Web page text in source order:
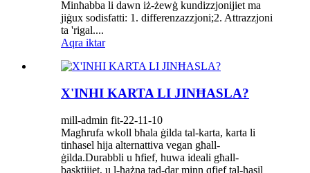
Minħabba li dawn iż-żewġ kundizzjonijiet ma
jiġux sodisfatti: 1. differenzazzjoni;2. Attrazzjoni
ta 'rigal....
Aqra iktar
X'INHI KARTA LI JINĦASLA?
mill-admin fit-22-11-10
Magħrufa wkoll bħala ġilda tal-karta, karta li
tinħasel hija alternattiva vegan għall-
ġilda.Durabbli u ħfief, huwa ideali għall-
basktijiet, u l-ħażna tad-dar minn qfief tal-ħasil